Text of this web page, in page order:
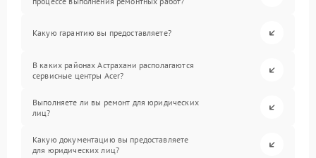
Какую гарантию вы предоставляете?
В каких районах Астрахани располагаются
сервисные центры Acer?
Выполняете ли вы ремонт для юридических
лиц?
Какую документацию вы предоставляете
для юридических лиц?